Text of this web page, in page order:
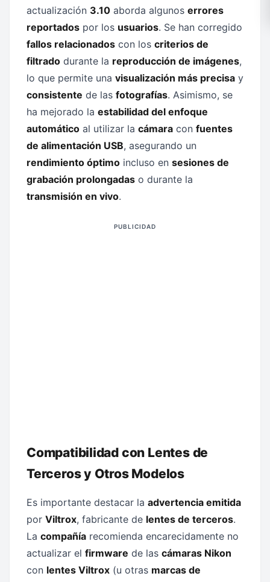
actualización 3.10 aborda algunos errores
reportados por los usuarios. Se han corregido
fallos relacionados con los criterios de
filtrado durante la reproducción de imágenes,
lo que permite una visualización más precisa y
consistente de las fotografías. Asimismo, se
ha mejorado la estabilidad del enfoque
automático al utilizar la cámara con fuentes
de alimentación USB, asegurando un
rendimiento óptimo incluso en sesiones de
grabación prolongadas o durante la
transmisión en vivo.
PUBLICIDAD
Compatibilidad con Lentes de
Terceros y Otros Modelos
Es importante destacar la advertencia emitida
por Viltrox, fabricante de lentes de terceros.
La compañía recomienda encarecidamente no
actualizar el firmware de las cámaras Nikon
con lentes Viltrox (u otras marcas de